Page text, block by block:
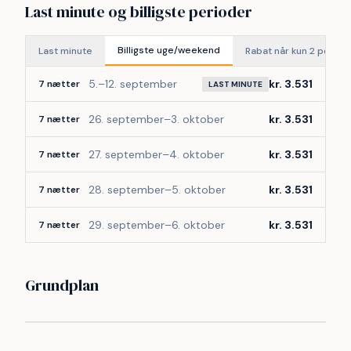
Ved feriecentret er der også flere udendørs aktiviteter, så
tennisbaner, beachvolleybaner, petanquebaner, multibane
og boldbane.
Har man lyst til at bade, når vejret ikke lige er solrigt, kan
man tage i svømmehallen, der også byder på spabad og
dampsauna.
Kommer man på ferie i el- eller hybridbil bil, er der flere
bil-ladere ved feriecentret.
Kort sagt – masser af muligheder for både børn, barnlige
sjæle og for de voksne.
Last minute og billigste perioder
Last minute Billigste uge/weekend Rabat når kun 2
7 nætter 5.–12. september LAST MINUTE kr. 3.531
7 nætter 26. september–3. oktober kr. 3.531
7 nætter 27. september–4. oktober kr. 3.531
7 nætter 28. september–5. oktober kr. 3.531
7 nætter 29. september–6. oktober kr. 3.531
Grundplan